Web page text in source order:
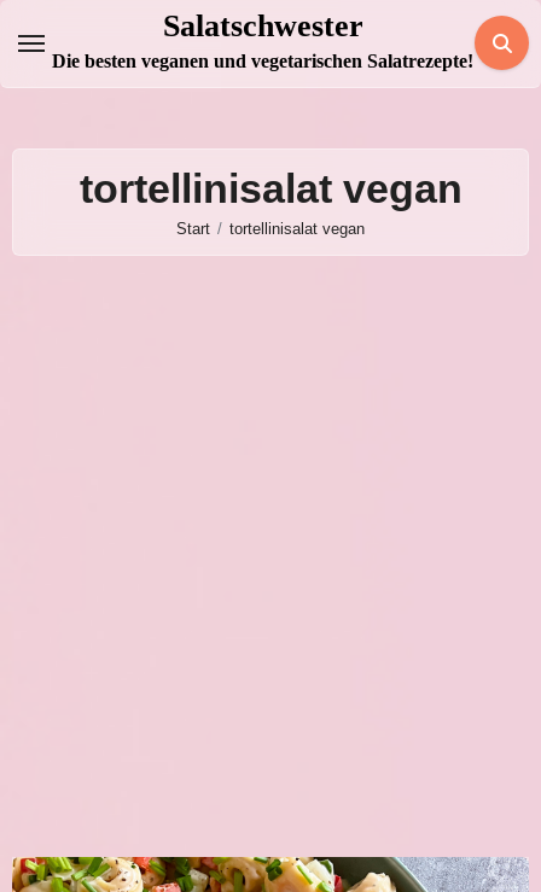
Inhalt
springen
Salatschwester
Die besten veganen und vegetarischen Salatrezepte!
tortellinisalat vegan
Start tortellinisalat vegan